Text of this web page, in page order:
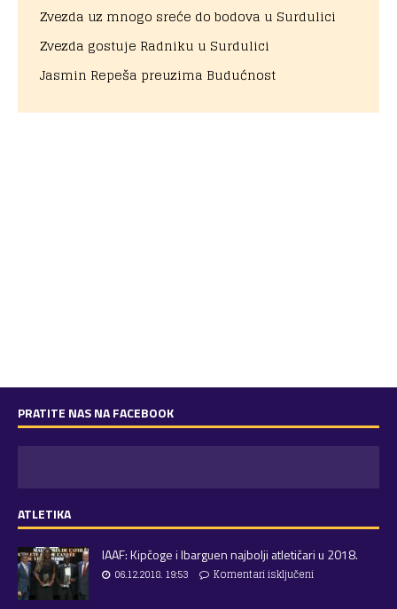
Zvezda uz mnogo sreće do bodova u Surdulici
Zvezda gostuje Radniku u Surdulici
Jasmin Repeša preuzima Budućnost
PRATITE NAS NA FACEBOOK
ATLETIKA
IAAF: Kipčoge i Ibarguen najbolji atletičari u 2018.
06.12.2018. 19:53 Komentari isključeni